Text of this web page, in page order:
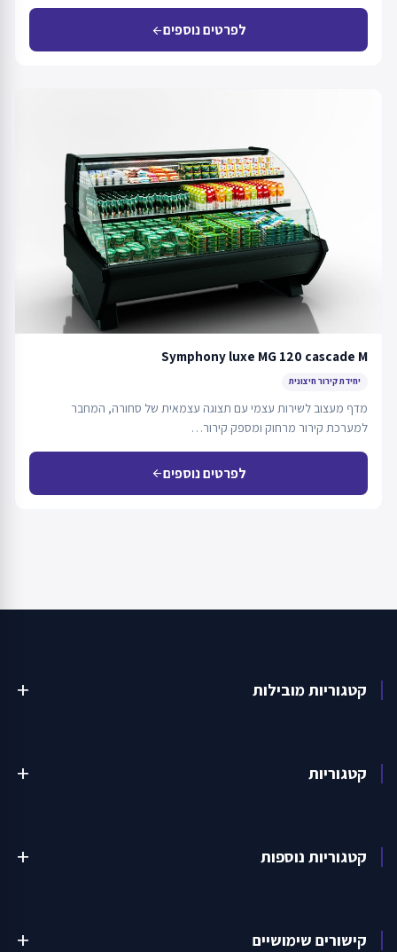
לפרטים נוספיםarrow_back
Symphony luxe MG 120 cascade M
יחידת קירור חיצונית
מדף מעצוב לשירות עצמי עם תצוגה עצמאית של סחורה, המחבר
למערכת קירור מרחוק ומספק קירור…
לפרטים נוספיםarrow_back
קטגוריות מובילות add
קטגוריות add
קטגוריות נוספות add
קישורים שימושיים add